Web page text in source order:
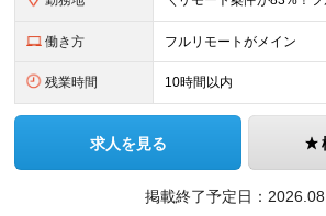
働き方 フルリモートがメイン
残業時間 10時間以内
求人を見る
掲載終了予定日：